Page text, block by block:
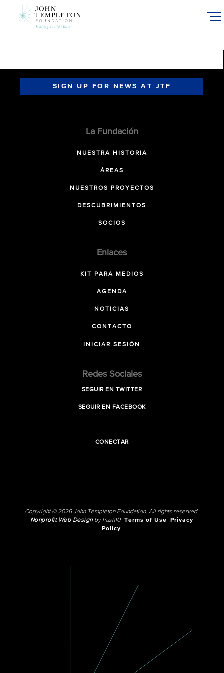
SIGN UP FOR NEWS AT JTF
La Fundación
NUESTRA HISTORIA
ÁREAS
NUESTROS PROYECTOS
DESCUBRIMIENTOS
SOCIOS
Enlaces
KIT PARA MEDIOS
AGENDA
NOTICIAS
CONTACTO
INICIAR SESIÓN
Redes Sociales
SEGUIR EN TWITTER
SEGUIR EN FACEBOOK
CONECTAR
Copyright © 2026 John Templeton Foundation. All rights reserved.
Nonprofit Web Designby Push10. Terms of Use
Privacy
Policy